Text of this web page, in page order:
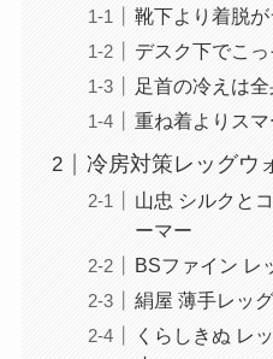
靴下より着脱が
デスク下でこ
足首の冷えは
重ね着よりス
冷房対策レッグウ
山忠 シルクと
ーマー
BSファイン レ
絹屋 薄手レッ
くらしきぬ レ